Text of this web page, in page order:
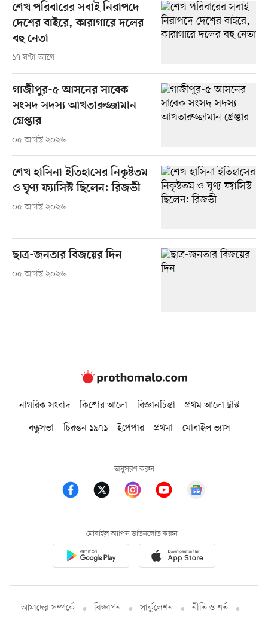
শেখ পরিবারের সবাই নিরাপদে
দেশের বাইরে, কারাগারে দলের
বহু নেতা
১৭ ঘণ্টা আগে
গাজীপুর-৫ আসনের সাবেক
সংসদ সদস্য আখতারুজ্জামান
গ্রেপ্তার
০৫ আগস্ট ২০২৬
শেখ হাসিনা ইতিহাসের নিকৃষ্টতম
ও ঘৃণ্য ফ্যাসিস্ট ছিলেন: রিজভী
০৫ আগস্ট ২০২৬
ছাত্র-জনতার বিজয়ের দিন
০৫ আগস্ট ২০২৬
নাগরিক সংবাদ কিশোর আলো বিজ্ঞানচিন্তা
প্রথম আলো ট্রাস্ট
বন্ধুসভা
চিরন্তন ১৯৭১ ইপেপার প্রথমা মোবাইল ভ্যাস
অনুসরণ করুন
মোবাইল অ্যাপস ডাউনলোড করুন
আমাদের সম্পর্কে বিজ্ঞাপন সার্কুলেশন নীতি ও শর্ত